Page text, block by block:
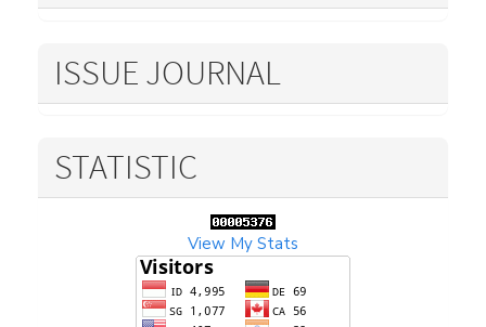
ISSUE JOURNAL
STATISTIC
View My Stats